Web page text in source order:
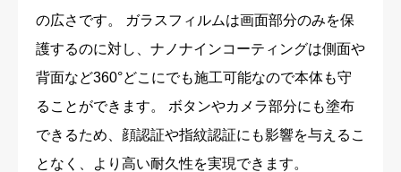
の広さです。 ガラスフィルムは画面部分のみを保
護するのに対し、ナノナインコーティングは側面や
背面など360°どこにでも施工可能なので本体も守
ることができます。 ボタンやカメラ部分にも塗布
できるため、顔認証や指紋認証にも影響を与えるこ
となく、より高い耐久性を実現できます。